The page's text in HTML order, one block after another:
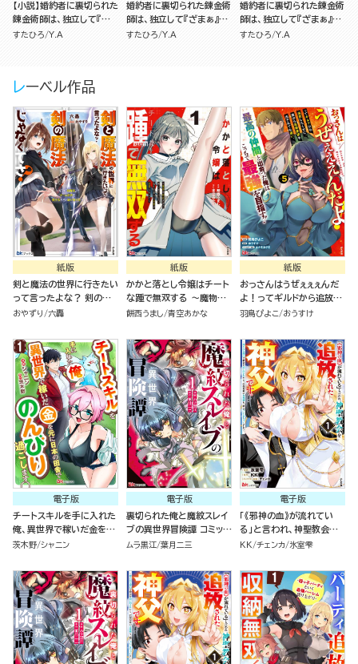
【小説】婚約者に裏切られた
錬金術師は、独立して『ざ
まぁ』します （2）
すたひろ Y.A
婚約者に裏切られた錬金術
師は、独立して『ざまぁ』し
ます（2）
すたひろ Y.A
婚約者に裏切られた錬金術
師は、独立して『ざまぁ』し
ます コミック版 （分冊版）
すたひろ Y.A
レーベル作品
紙版
剣と魔法の世界に行きたい
って言ったよな？ 剣の魔
法じゃなくてさ？ ～ギフト
少女たちと駆け抜ける～
おやずり 六轟
紙版
かかと落とし令嬢はチート
な踵で無双する ～魔物を
即死させて楽しんでいた
壊しました～（１）
餅西うまし 青空あかな
紙版
おっさんはうぜぇぇぇんだ
よ！ってギルドから追放し
たくせに、後から復帰要請
仲間と出会った俺はこっち
で最強を目指す！（５）
羽鳥ぴよこ おうすけ
電子版
チートスキルを手に入れた
俺、異世界で稼いだ金を元
に日本の田舎でのんびり過
版）
茨木野 シャニン
電子版
裏切られた俺と魔紋スレイ
ブの異世界冒険譚 コミック
版 （1）
ムラ黒江 葉月二三
電子版
「《邪神の血》が流れてい
る」と言われ、神聖教会を
追放された神父です。 ～理
されたら、信仰対象の女神
様も一緒についてきちゃい
ました～ コミック版 （1）
KK チェンカ 氷室雫